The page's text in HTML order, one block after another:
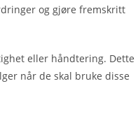
og gjøre fremskritt
eller håndtering. Dette
når de skal bruke disse